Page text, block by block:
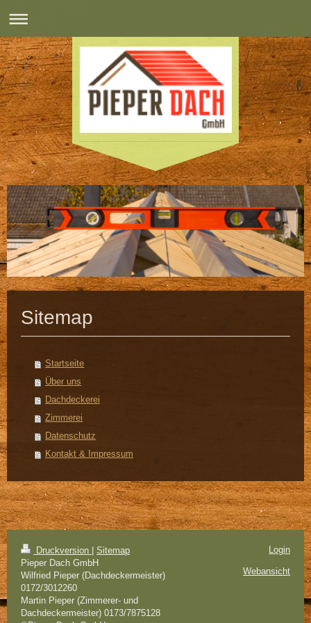
Sitemap
Startseite
Über uns
Dachdeckerei
Zimmerei
Datenschutz
Kontakt & Impressum
Druckversion
Sitemap
Pieper Dach GmbH
Wilfried Pieper (Dachdeckermeister)
0172/3012260
Martin Pieper (Zimmerer- und
Dachdeckermeister) 0173/7875128
Login
Webansicht